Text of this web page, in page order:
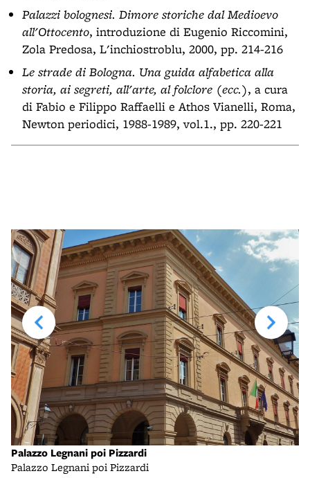
Palazzi bolognesi. Dimore storiche dal Medioevo
all'Ottocento, introduzione di Eugenio Riccomini,
Zola Predosa, L'inchiostroblu, 2000, pp. 214-216
Le strade di Bologna. Una guida alfabetica alla
storia, ai segreti, all'arte, al folclore (ecc.), a cura
di Fabio e Filippo Raffaelli e Athos Vianelli, Roma,
Newton periodici, 1988-1989, vol.1., pp. 220-221
Palazzo Legnani poi Pizzardi
Palazzo Legnani poi Pizzardi